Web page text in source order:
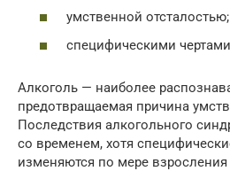
умственной отсталостью;
специфическими
Алкоголь — наиболее
предотвращаемая причина
Последствия алкогольного
со временем, хотя
изменяются по мере